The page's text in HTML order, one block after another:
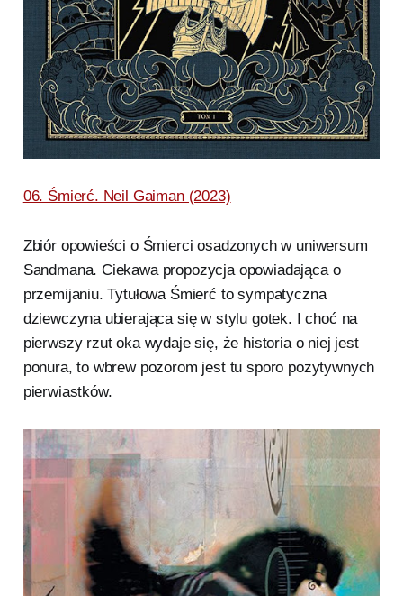
06. Śmierć. Neil Gaiman (2023)
Zbiór opowieści o Śmierci osadzonych w uniwersum
Sandmana. Ciekawa propozycja opowiadająca o
przemijaniu. Tytułowa Śmierć to sympatyczna
dziewczyna ubierająca się w stylu gotek. I choć na
pierwszy rzut oka wydaje się, że historia o niej jest
ponura, to wbrew pozorom jest tu sporo pozytywnych
pierwiastków.